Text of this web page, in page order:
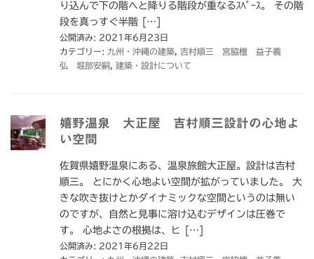
り込んで下の階へと降りる階段が重なるｽﾍﾟｰｽ。 その階
段を真っすぐ半階 […]
公開済み: 2021年6月23日
カテゴリー: 九州・沖縄の建築
吉村順三 宮脇檀 益子義
弘 堀部安嗣
建築・設計について
嬉野温泉 大正屋 吉村順三設計の心地よ
い空間
佐賀県嬉野温泉にある、温泉旅館大正屋。設計は吉村
順三。 とにかく心地よい空間が拡がっていました。 大
きな吹き抜けとかダイナミックな空間というのは無い
のですが、自然と見事に溶け込むデザインは圧巻で
す。 心地よさの根拠は、ヒ […]
公開済み: 2021年6月22日